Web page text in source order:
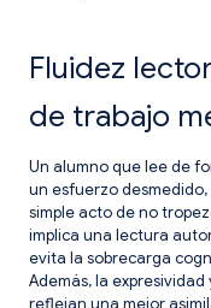
Fluidez
de trabajo
Un alumno que lee de
un esfuerzo
simple acto de no
implica una lectura
evita la sobrecarga
Además, la